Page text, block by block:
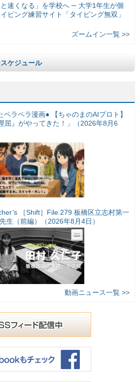
と速くなる」を学校へ ─ 大学1年生が個
ピング練習サイト「タイピング無双」
ズームイン一覧 >>
ケジュール
ペラペラ漫画● 【ちゃのまのAIプロト】
屈』がやってきた！」（2026年8月6
［Shift］File.279 板橋区立志村第一
生（前編）（2026年8月4日）
動画ニュース一覧 >>